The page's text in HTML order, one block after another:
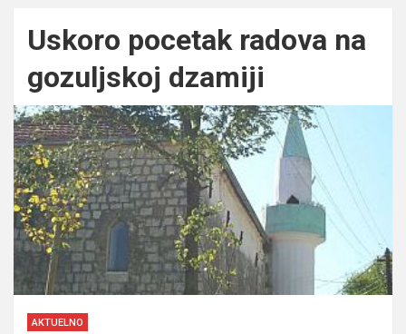
Uskoro pocetak radova na
gozuljskoj dzamiji
AKTUELNO